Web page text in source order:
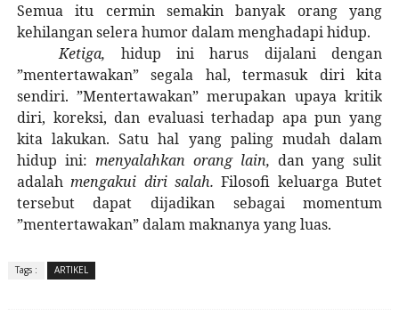
Semua itu cermin semakin banyak orang yang
kehilangan selera humor dalam menghadapi hidup.
Ketiga, hidup ini harus dijalani dengan
”mentertawakan” segala hal, termasuk diri kita
sendiri. ”Mentertawakan” merupakan upaya kritik
diri, koreksi, dan evaluasi terhadap apa pun yang
kita lakukan. Satu hal yang paling mudah dalam
hidup ini: menyalahkan orang lain,dan yang sulit
adalahmengakui diri salah.Filosofi keluarga Butet
tersebut dapat dijadikan sebagai momentum
”mentertawakan” dalam maknanya yang luas.
Tags : ARTIKEL